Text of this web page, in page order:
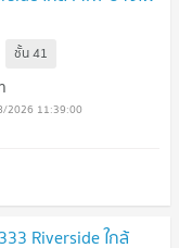
ชั้น41
2026 11:39:00
Riverside ใกล้